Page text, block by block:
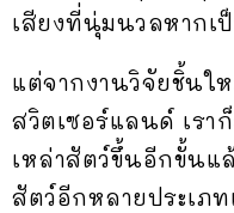
เสียงที่นุ่มนวลหากเ
แต่จากงานวิจัยชิ้นใ
สวิตเซอร์แลนด์ เรา
เหล่าสัตว์ขึ้นอีกขั้นแ
สัตว์อีกหลายประเภ